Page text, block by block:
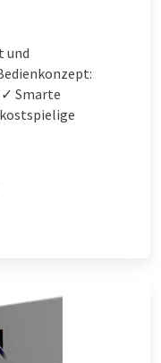
und
Smarte